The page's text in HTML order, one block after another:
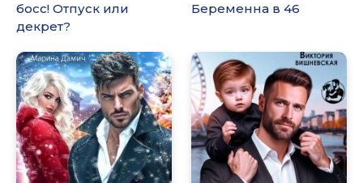
босс! Отпуск или
декрет?
Беременна в 46